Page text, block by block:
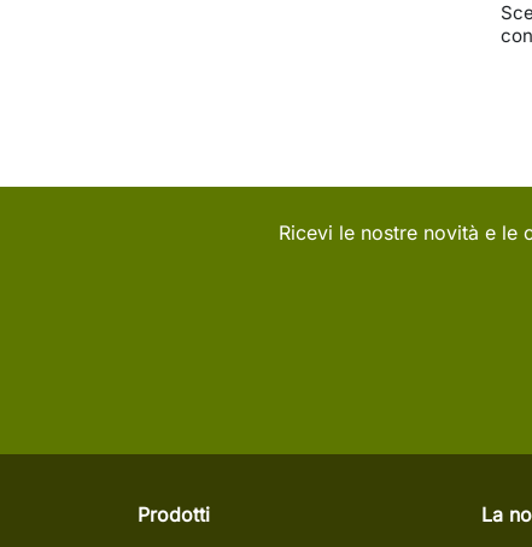
Ricevi le nostre novità e le
Prodotti La